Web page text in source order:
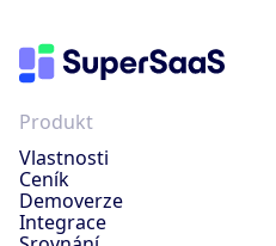
Produkt
Vlastnosti
Ceník
Demoverze
Integrace